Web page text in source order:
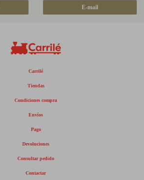
E-mail
Carrilé
Tiendas
Condiciones compra
Envíos
Pago
Devoluciones
Consultar pedido
Contactar